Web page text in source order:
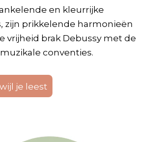
en kleurrijke
zijn prikkelende harmonieën
vrijheid brak Debussy met de
conventies.
je leest